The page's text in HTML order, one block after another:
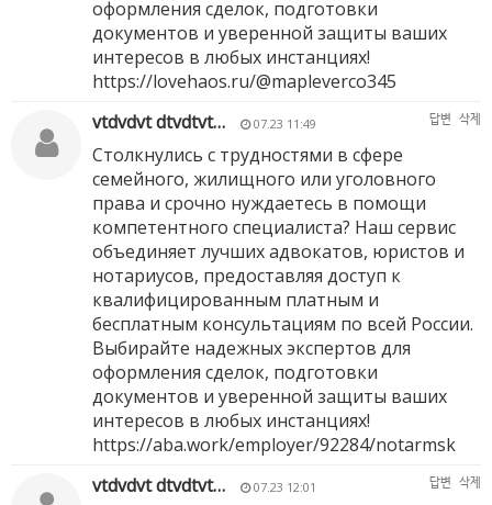
оформления сделок, подготовки
документов и уверенной защиты ваших
интересов в любых инстанциях!
https://lovehaos.ru/@mapleverco345
vtdvdvt dtvdtvt…
07.23 11:49 답변 삭제
Столкнулись с трудностями в сфере
семейного, жилищного или уголовного
права и срочно нуждаетесь в помощи
компетентного специалиста? Наш сервис
объединяет лучших адвокатов, юристов и
нотариусов, предоставляя доступ к
квалифицированным платным и
бесплатным консультациям по всей России.
Выбирайте надежных экспертов для
оформления сделок, подготовки
документов и уверенной защиты ваших
интересов в любых инстанциях!
https://aba.work/employer/92284/notarmsk
vtdvdvt dtvdtvt…
07.23 12:01 답변 삭제